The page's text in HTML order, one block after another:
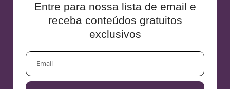
Entre para nossa lista de email e
receba conteúdos gratuitos
exclusivos
EMAIL